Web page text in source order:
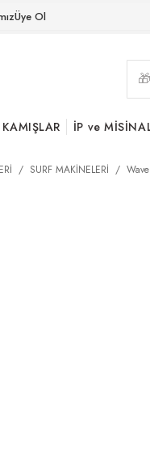
Üye Ol
KAMIŞLAR İP ve
SURF MAKİNELERİ